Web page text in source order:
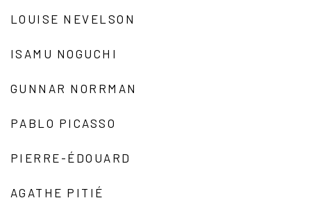
LOUISE NEVELSON
ISAMU NOGUCHI
GUNNAR NORRMAN
PABLO PICASSO
PIERRE-ÉDOUARD
AGATHE PITIÉ